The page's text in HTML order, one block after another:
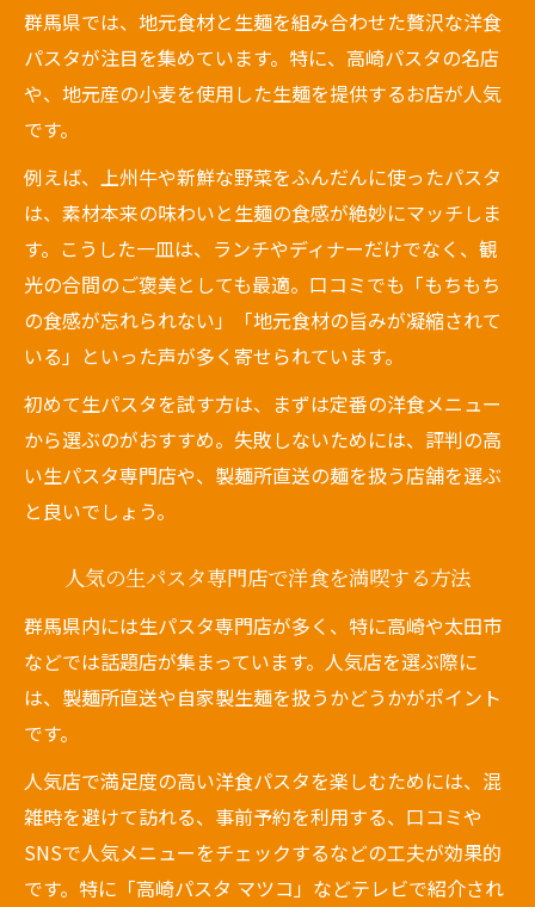
群馬県では、地元食材と生麺を組み合わせた贅沢な洋食
パスタが注目を集めています。特に、高崎パスタの名店
や、地元産の小麦を使用した生麺を提供するお店が人気
です。
例えば、上州牛や新鮮な野菜をふんだんに使ったパスタ
は、素材本来の味わいと生麺の食感が絶妙にマッチしま
す。こうした一皿は、ランチやディナーだけでなく、観
光の合間のご褒美としても最適。口コミでも「もちもち
の食感が忘れられない」「地元食材の旨みが凝縮されて
いる」といった声が多く寄せられています。
初めて生パスタを試す方は、まずは定番の洋食メニュー
から選ぶのがおすすめ。失敗しないためには、評判の高
い生パスタ専門店や、製麺所直送の麺を扱う店舗を選ぶ
と良いでしょう。
人気の生パスタ専門店で洋食を満喫する方法
群馬県内には生パスタ専門店が多く、特に高崎や太田市
などでは話題店が集まっています。人気店を選ぶ際に
は、製麺所直送や自家製生麺を扱うかどうかがポイント
です。
人気店で満足度の高い洋食パスタを楽しむためには、混
雑時を避けて訪れる、事前予約を利用する、口コミや
SNSで人気メニューをチェックするなどの工夫が効果的
です。特に「高崎パスタ マツコ」などテレビで紹介され